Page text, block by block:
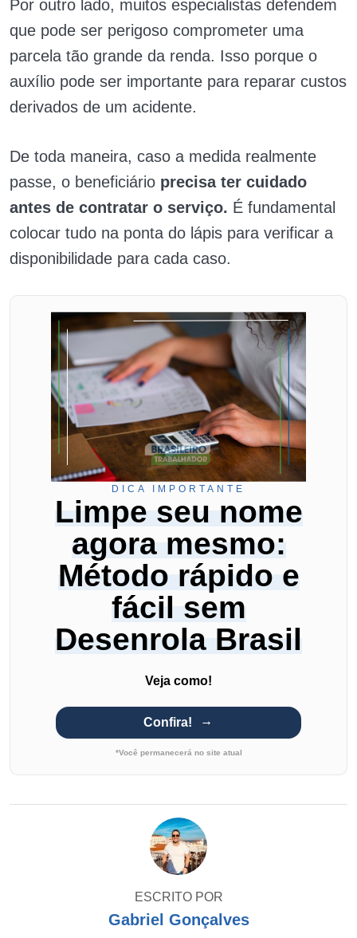
Por outro lado, muitos especialistas defendem
que pode ser perigoso comprometer uma
parcela tão grande da renda. Isso porque o
auxílio pode ser importante para reparar custos
derivados de um acidente.
De toda maneira, caso a medida realmente
passe, o beneficiário precisa ter cuidado
antes de contratar o serviço. É fundamental
colocar tudo na ponta do lápis para verificar a
disponibilidade para cada caso.
DICA IMPORTANTE
Limpe seu nome
agora mesmo:
Método rápido e
fácil sem
Desenrola Brasil
Veja como!
Confira!
*Você permanecerá no site atual
ESCRITO POR
Gabriel Gonçalves